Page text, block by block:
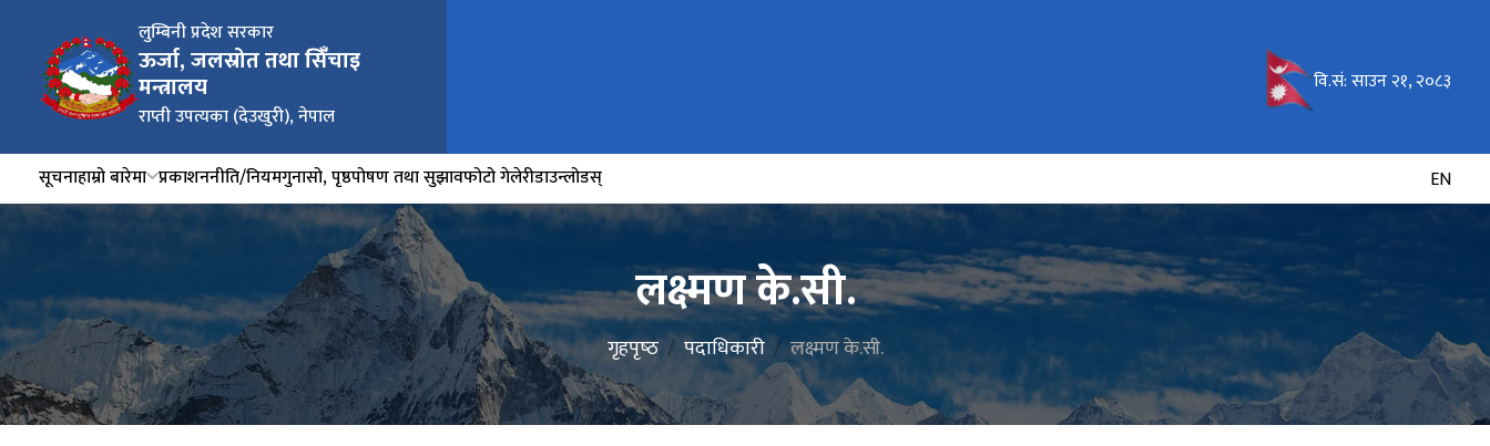
लुम्बिनी प्रदेश सरकार
ऊर्जा, जलस्रोत तथा सिंँचाइ
मन्त्रालय
राप्ती उपत्यका (देउखुरी), नेपाल
वि.सं:साउन २१, २०८३
सूचनाहाम्रो बारेमा प्रकाशननीति/नियमगुनासो, पृष्ठपोषण तथा सुझावफोटो गेलेरीडाउन्लोडस् EN
लक्ष्मण के.सी.
गृहपृष्‍ठ पदाधिकारी लक्ष्मण के.सी.